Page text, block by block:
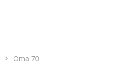
> Oma 70